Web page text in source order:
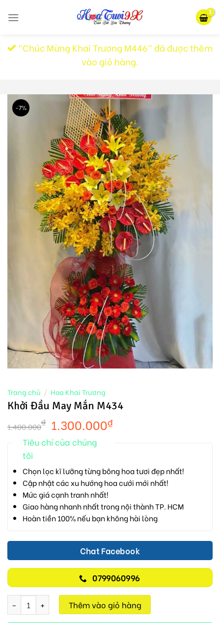
“Chúc Mừng Khai Trương M446” đã được thêm
vào giỏ hàng.
-7%
Trang chủ / Hoa Khai Trương
Khởi Đầu May Mắn M434
1.400.000₫ 1.300.000₫
Tiêu chí của chúng
tôi
Chọn lọc kĩ lưỡng từng bông hoa tươi đẹp nhất!
Cập nhật các xu hướng hoa cưới mới nhất!
Mức giá cạnh tranh nhất!
Giao hàng nhanh nhất trong nội thành TP. HCM
Hoàn tiền 100% nếu bạn không hài lòng
Chat Facebook
0799060996
Khởi Đầu May Mắn M434 số lượng
Thêm vào giỏ hàng